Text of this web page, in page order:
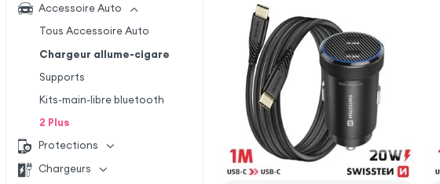
Accessoire Auto
Tous Accessoire Auto
Chargeur allume-cigare
Supports
Kits-main-libre bluetooth
2 Plus
Protections
Chargeurs